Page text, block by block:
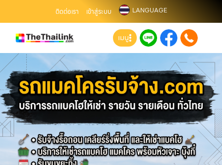
ติดต่อเรา เข้าสู่ระบบ LANGUAGE
เมนู